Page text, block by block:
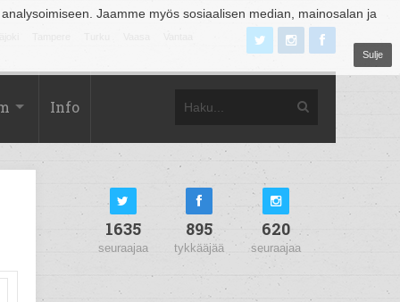
Jaamme myös sosiaalisen median, mainosalan ja
Sulje
Info
1635
seuraajaa
895
tykkääjää
620
seuraajaa